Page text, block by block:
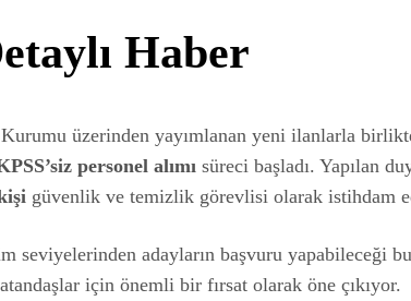
Haber
üzerinden yayımlanan yeni ilanlarla
personel alımı süreci başladı. Yapılan
güvenlik ve temizlik görevlisi olarak istihdam
seviyelerinden adayların başvuru yapabileceği
için önemli bir fırsat olarak öne çıkıyor.